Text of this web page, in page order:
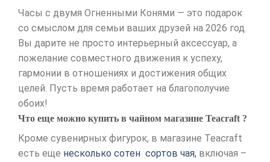
Часы с двумя Огненными Конями — это подарок
со смыслом для семьи ваших друзей на 2026 год.
Вы дарите не просто интерьерный аксессуар, а
пожелание совместного движения к успеху,
гармонии в отношениях и достижения общих
целей. Пусть время работает на благополучие
обоих!
Что еще можно купить в чайном магазине Teacraft ?
Кроме сувенирных фигурок, в магазине Teacraft
есть еще несколько сотен сортов чая, включая –